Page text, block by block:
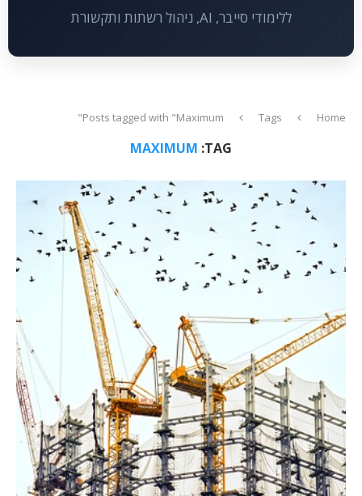
ללימודי סייבר, AI, ניהול רשתות ותקשורת
Home
Tags
Posts tagged with "Maximum"
TAG:
MAXIMUM